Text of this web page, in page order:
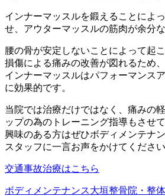
インナーマッスルを鍛えることによ
せ、アウターマッスルの筋肉が余分
腰の骨が安定しないことによって起
損傷による痛みの改善が図れるため、
インナーマッスルはパフォーマンス
に効果的です。
当院では治療だけではなく、痛みの
ップの為のトレーニング指導もさせ
興味のある方はぜひボディメンテナ
スタッフに一言お声をかけてください
交通事故治療はこちら
ボディメンテナンス大垣整骨院・整